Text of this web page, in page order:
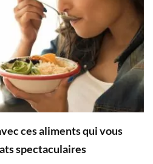
ces aliments qui vous
spectaculaires